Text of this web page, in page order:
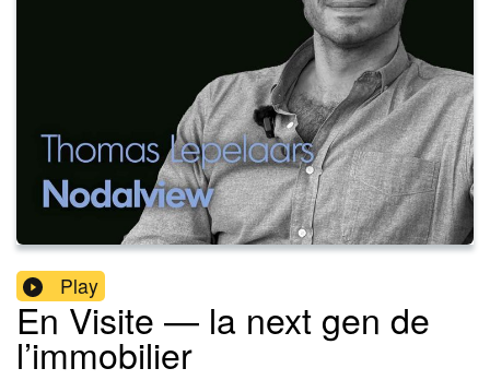
Play
En Visite — la next gen de
l’immobilier